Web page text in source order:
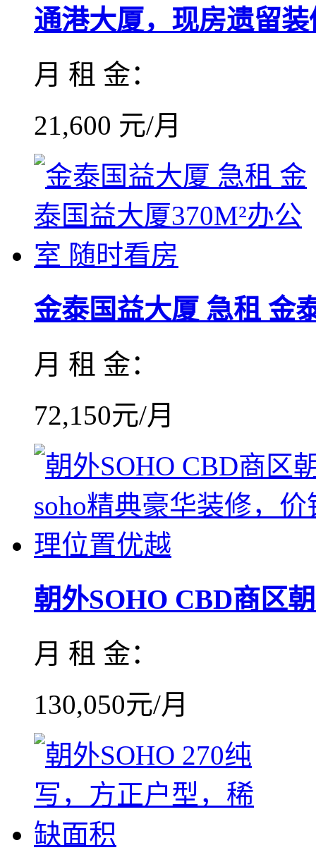
通港大厦，现房遗留装
月 租 金：
21,600 元/月
金泰国益大厦 急租 金
月 租 金：
72,150元/月
朝外SOHO CBD商区
月 租 金：
130,050元/月